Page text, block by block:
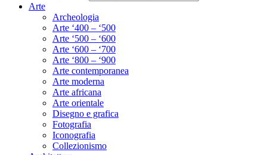
Arte
Archeologia
Arte ‘400 – ‘500
Arte ‘500 – ‘600
Arte ‘600 – ‘700
Arte ‘800 – ‘900
Arte contemporanea
Arte moderna
Arte africana
Arte orientale
Disegno e grafica
Fotografia
Iconografia
Collezionismo